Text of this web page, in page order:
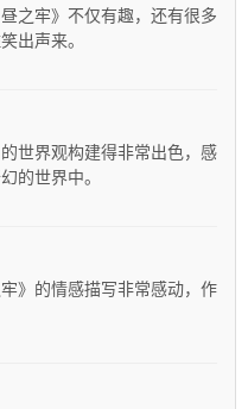
之牢》不仅有趣，还有很多
出声来。
世界观构建得非常出色，感
的世界中。
》的情感描写非常感动，作